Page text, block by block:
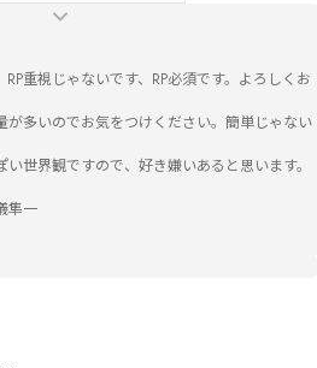
重視じゃないです、RP必須です。よろしくお
が多いのでお気をつけください。簡単じゃない
世界観ですので、好き嫌いあると思います。
隼一
移行
微修正
正